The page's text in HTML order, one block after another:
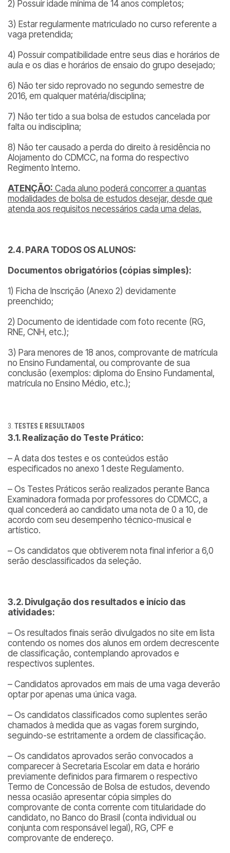
2) Possuir idade mínima de 14 anos completos;
3) Estar regularmente matriculado no curso referente a
vaga pretendida;
4) Possuir compatibilidade entre seus dias e horários de
aula e os dias e horários de ensaio do grupo desejado;
6) Não ter sido reprovado no segundo semestre de
2016, em qualquer matéria/disciplina;
7) Não ter tido a sua bolsa de estudos cancelada por
falta ou indisciplina;
8) Não ter causado a perda do direito à residência no
Alojamento do CDMCC, na forma do respectivo
Regimento Interno.
ATENÇÃO: Cada aluno poderá concorrer a quantas
modalidades de bolsa de estudos desejar, desde que
atenda aos requisitos necessários cada uma delas.
2.4. PARA TODOS OS ALUNOS:
Documentos obrigatórios (cópias simples):
1) Ficha de Inscrição (Anexo 2) devidamente
preenchido;
2) Documento de identidade com foto recente (RG,
RNE, CNH, etc.);
3) Para menores de 18 anos, comprovante de matrícula
no Ensino Fundamental, ou comprovante de sua
conclusão (exemplos: diploma do Ensino Fundamental,
matrícula no Ensino Médio, etc.);
TESTES E RESULTADOS
3.1. Realização do Teste Prático:
– A data dos testes e os conteúdos estão
especificados no anexo 1 deste Regulamento.
– Os Testes Práticos serão realizados perante Banca
Examinadora formada por professores do CDMCC, a
qual concederá ao candidato uma nota de 0 a 10, de
acordo com seu desempenho técnico-musical e
artístico.
– Os candidatos que obtiverem nota final inferior a 6,0
serão desclassificados da seleção.
3.2. Divulgação dos resultados e início das
atividades:
– Os resultados finais serão divulgados no site em lista
contendo os nomes dos alunos em ordem decrescente
de classificação, contemplando aprovados e
respectivos suplentes.
– Candidatos aprovados em mais de uma vaga deverão
optar por apenas uma única vaga.
– Os candidatos classificados como suplentes serão
chamados à medida que as vagas forem surgindo,
seguindo-se estritamente a ordem de classificação.
– Os candidatos aprovados serão convocados a
comparecer à Secretaria Escolar em data e horário
previamente definidos para firmarem o respectivo
Termo de Concessão de Bolsa de estudos, devendo
nessa ocasião apresentar cópia simples do
comprovante de conta corrente com titularidade do
candidato, no Banco do Brasil (conta individual ou
conjunta com responsável legal), RG, CPF e
comprovante de endereço.